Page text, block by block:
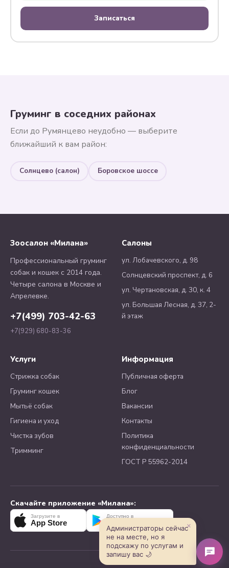
Записаться
Груминг в соседних районах
Если до Румянцево неудобно — выберите
ближайший к вам район:
Солнцево (салон) Боровское шоссе
Зоосалон «Милана»
Профессиональный груминг
собак и кошек с 2014 года.
Четыре салона в Москве и
Апрелевке.
+7(499) 703-42-63
+7(929) 680-83-36
Салоны
ул. Лобачевского, д. 98
Солнцевский проспект, д. 6
ул. Чертановская, д. 30, к. 4
ул. Большая Лесная, д. 37, 2-
й этаж
Услуги
Стрижка собак
Груминг кошек
Мытьё собак
Гигиена и уход
Чистка зубов
Тримминг
Информация
Публичная оферта
Блог
Вакансии
Контакты
Политика
конфиденциальности
ГОСТ Р 55962-2014
Скачайте приложение «Милана»:
Загрузите в
App Store
Доступно в
×
Администраторы сейчас
не на месте, но я
подскажу по услугам и
запишу вас 🌙